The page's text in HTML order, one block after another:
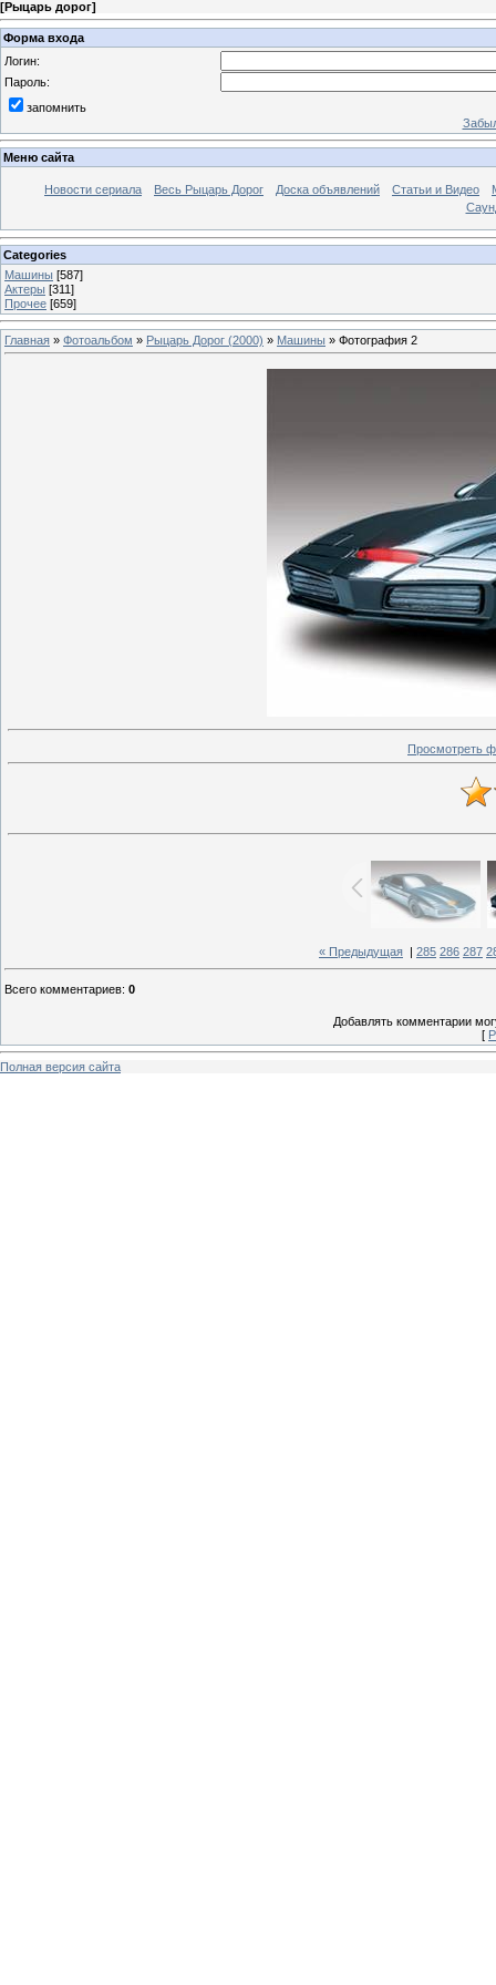
[Рыцарь дорог]
Форма входа
Логин:
Пароль:
запомнить
Меню сайта
Новости сериала Весь Рыцарь Дорог Доска объявлений Статьи и Видео
Categories
Машины [587]
Актеры [311]
Прочее [659]
Главная » Фотоальбом » Рыцарь Дорог (2000) » Машины » Фотография 2
Просмотреть
« Предыдущая 285 286 287
Всего комментариев: 0
Добавлять комментарии
[
Полная версия сайта